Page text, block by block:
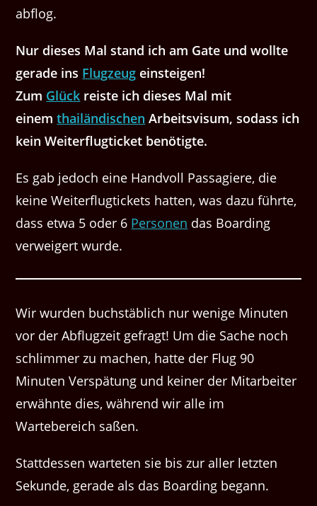
abflog.
Nur dieses Mal stand ich am Gate und wollte
gerade ins Flugzeug einsteigen!
Zum Glück reiste ich dieses Mal mit
einemthailändischen Arbeitsvisum, sodass ich
kein Weiterflugticket benötigte.
Es gab jedoch eine Handvoll Passagiere, die
keine Weiterflugtickets hatten, was dazu führte,
dass etwa 5 oder 6 Personen das Boarding
verweigert wurde.
Wir wurden buchstäblich nur wenige Minuten
vor der Abflugzeit gefragt! Um die Sache noch
schlimmer zu machen, hatte der Flug 90
Minuten Verspätung und keiner der Mitarbeiter
erwähnte dies, während wir alle im
Wartebereich saßen.
Stattdessen warteten sie bis zur aller letzten
Sekunde, gerade als das Boarding begann.